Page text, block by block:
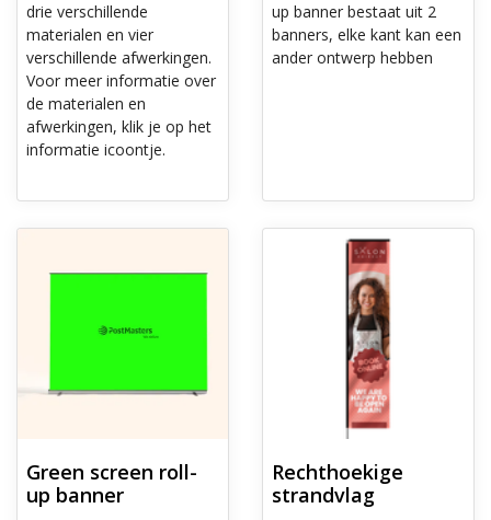
drie verschillende
materialen en vier
verschillende afwerkingen.
Voor meer informatie over
de materialen en
afwerkingen, klik je op het
informatie icoontje.
up banner bestaat uit 2
banners, elke kant kan een
ander ontwerp hebben
Green screen roll-
up banner
Rechthoekige
strandvlag
Ontdek meer Rechthoekige